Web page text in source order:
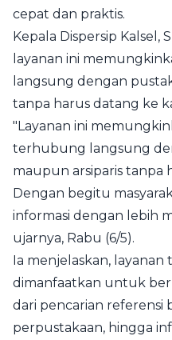
cepat dan praktis.
Kepala Dispersip Kalsel,
layanan ini
langsung dengan
tanpa harus datang ke
"Layanan ini
terhubung langsung
maupun arsiparis tanpa
Dengan begitu
informasi dengan lebih
ujarnya, Rabu (6/5).
Ia menjelaskan,
dimanfaatkan untuk
dari pencarian referensi
perpustakaan, hingga